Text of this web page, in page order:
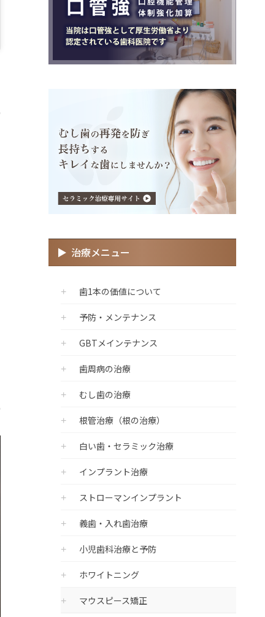
治療メニュー
歯1本の価値について
予防・メンテナンス
GBTメインテナンス
歯周病の治療
むし歯の治療
根管治療（根の治療）
白い歯・セラミック治療
インプラント治療
ストローマンインプラント
義歯・入れ歯治療
小児歯科治療と予防
ホワイトニング
マウスピース矯正